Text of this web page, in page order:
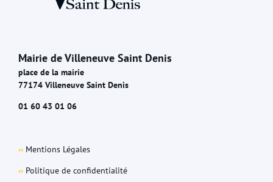
Mairie de Villeneuve Saint Denis
place de la mairie
77174 Villeneuve Saint Denis
01 60 43 01 06
›› Mentions Légales
›› Politique de confidentialité